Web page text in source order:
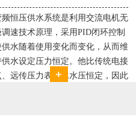
西门子6RA70直流驱动装置/欧陆
590P直流调速装置/可编程序控制器
S7-300，S7-400/工控机及组态软件
WINCC 冶金行业由于其控制复杂性
普遍使用直流驱动装置，图为我公司